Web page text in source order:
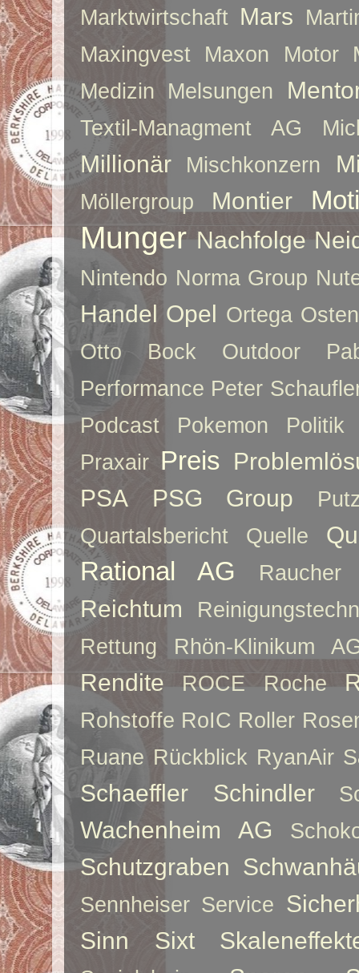
Marktwirtschaft Mars
Maxingvest
Maxon Motor
Medizin
Melsungen
Textil-Managment AG
Millionär Mischkonzern
Möllergroup Montier
Munger Nachfolge
Nintendo Norma Group
Handel Opel Ortega Osten
Otto Bock
Outdoor
Performance Peter
Podcast
Pokemon
Politik
Praxair Preis
PSA
PSG Group
Quartalsbericht
Quelle
Rational AG Raucher
Reichtum
Rettung
Rhön-Klinikum
Rendite ROCE Roche
Rohstoffe RoIC Roller
Ruane Rückblick RyanAir
Schaeffler Schindler
Wachenheim AG
Schutzgraben
Sennheiser Service
Sinn
Sixt